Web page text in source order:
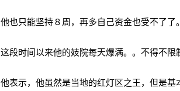
他也只能坚持８周，再多自己资金也受不了了
这段时间以来他的妓院每天爆满。。不得不限
他表示，他虽然是当地的红灯区之王，但是